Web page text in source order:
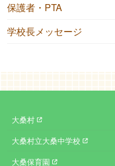
保護者・PTA
学校長メッセージ
大桑村
大桑村立大桑中学校
大桑保育園